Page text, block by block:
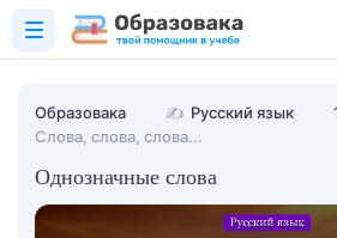
Образовака ✍ Русский язык
Слова, слова, слова...
Однозначные слова